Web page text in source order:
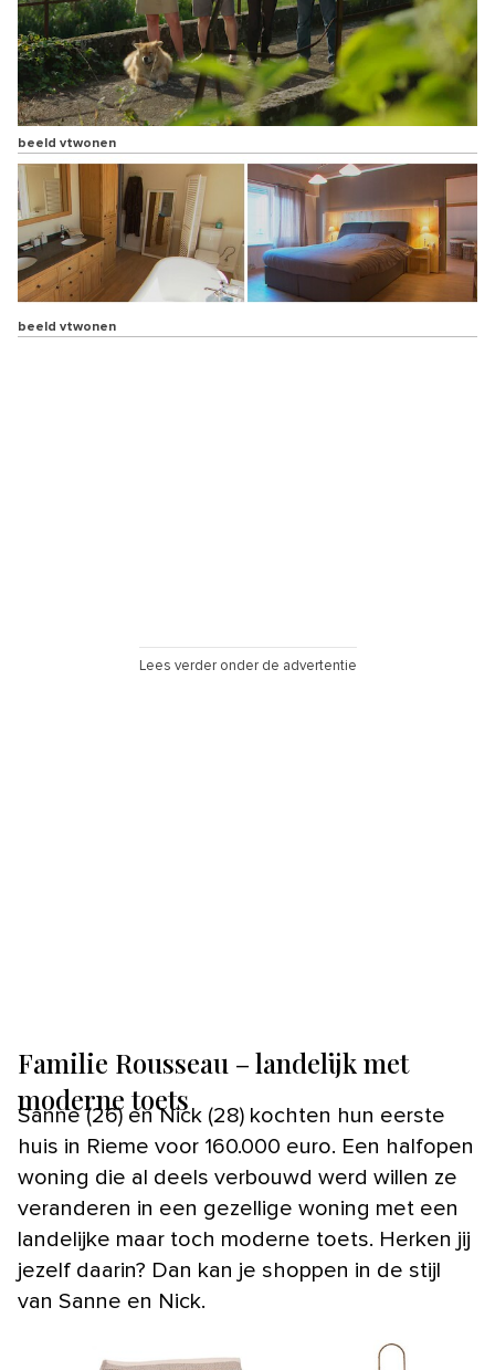
beeld vtwonen
beeld vtwonen
Lees verder onder de advertentie
Familie Rousseau – landelijk met
moderne toets
Sanne (26) en Nick (28) kochten hun eerste
huis in Rieme voor 160.000 euro. Een halfopen
woning die al deels verbouwd werd willen ze
veranderen in een gezellige woning met een
landelijke maar toch moderne toets. Herken jij
jezelf daarin? Dan kan je shoppen in de stijl
van Sanne en Nick.